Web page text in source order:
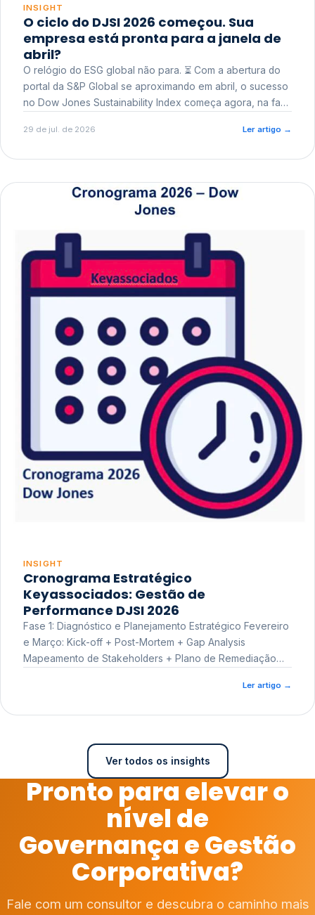
INSIGHT
O ciclo do DJSI 2026 começou. Sua
empresa está pronta para a janela de
abril?
O relógio do ESG global não para. ⏳ Com a abertura do
portal da S&P Global se aproximando em abril, o sucesso
no Dow Jones Sustainability Index começa agora, na fase
29 de jul. de 2026 Ler artigo →
INSIGHT
Cronograma Estratégico
Keyassociados: Gestão de
Performance DJSI 2026
Fase 1: Diagnóstico e Planejamento Estratégico Fevereiro
e Março: Kick-off + Post-Mortem + Gap Analysis
Mapeamento de Stakeholders + Plano de Remediação
Ler artigo →
Ver todos os insights
Pronto para elevar o
nível de
Governança e Gestão
Corporativa?
Fale com um consultor e descubra o caminho mais